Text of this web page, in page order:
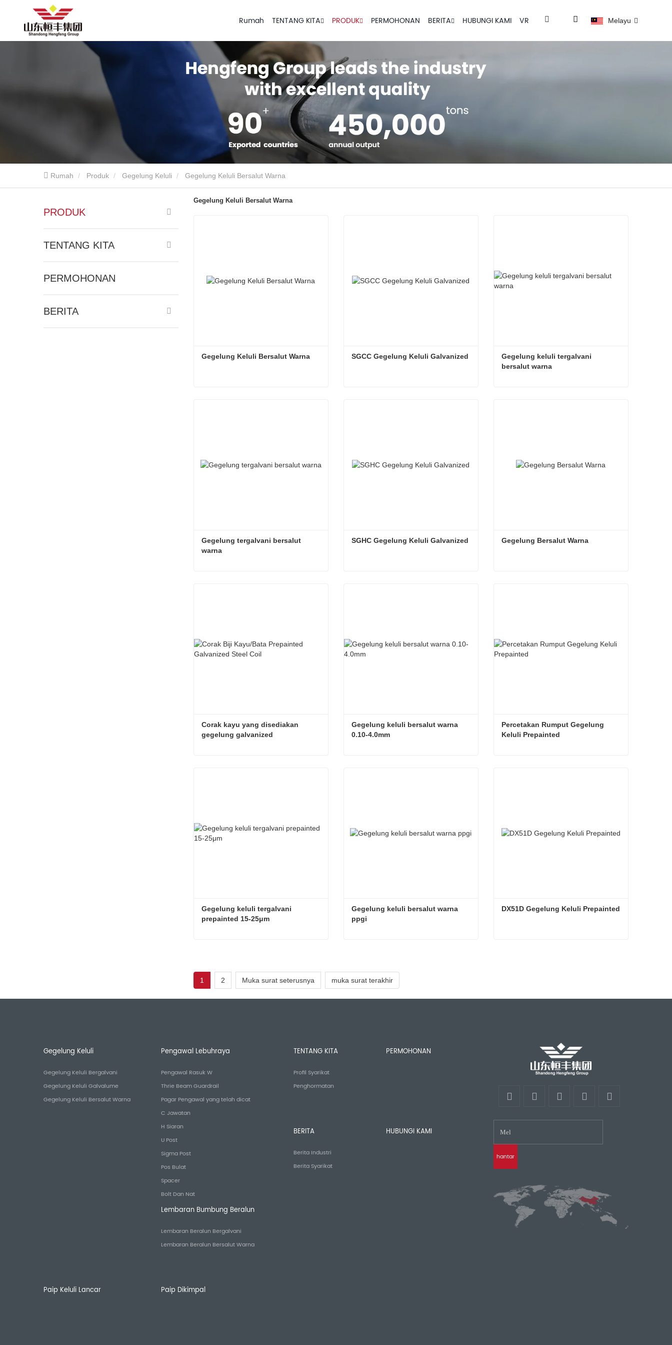
Rumah TENTANG KITA PRODUK PERMOHONAN BERITA HUBUNGI KAMI VR Melayu
Rumah Produk Gegelung Keluli Gegelung Keluli Bersalut Warna
PRODUK
TENTANG KITA
PERMOHONAN
BERITA
Gegelung Keluli Bersalut Warna
Gegelung Keluli Bersalut Warna SGCC Gegelung Keluli Galvanized
Gegelung keluli tergalvani
bersalut warna
Gegelung tergalvani bersalut
warna
SGHC Gegelung Keluli Galvanized Gegelung Bersalut Warna
Corak kayu yang disediakan
gegelung galvanized
Gegelung keluli bersalut warna
0.10-4.0mm
Percetakan Rumput Gegelung
Keluli Prepainted
Gegelung keluli tergalvani
prepainted 15-25μm
Gegelung keluli bersalut warna
ppgi
DX51D Gegelung Keluli Prepainted
1
2 Muka surat seterusnya muka surat terakhir
Gegelung Keluli
Gegelung Keluli Bergalvani
Gegelung Keluli Galvalume
Gegelung Keluli Bersalut Warna
Pengawal Lebuhraya
Pengawal Rasuk W
Thrie Beam Guardrail
Pagar Pengawal yang telah dicat
C Jawatan
H Siaran
U Post
Sigma Post
Pos Bulat
Spacer
Bolt Dan Nat
Lembaran Bumbung Beralun
Lembaran Beralun Bergalvani
Lembaran Beralun Bersalut Warna
Paip Keluli Lancar Paip Dikimpal
TENTANG KITA
Profil Syarikat
Penghormatan
PERMOHONAN
BERITA
Berita Industri
Berita Syarikat
HUBUNGI KAMI
hantar